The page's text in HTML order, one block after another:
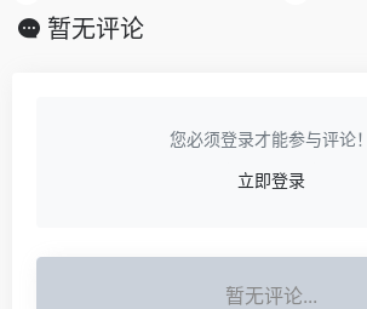
暂无评论
您必须登录才能参与评论！
立即登录
暂无评论...